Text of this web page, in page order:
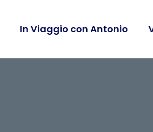
In Viaggio con Antonio